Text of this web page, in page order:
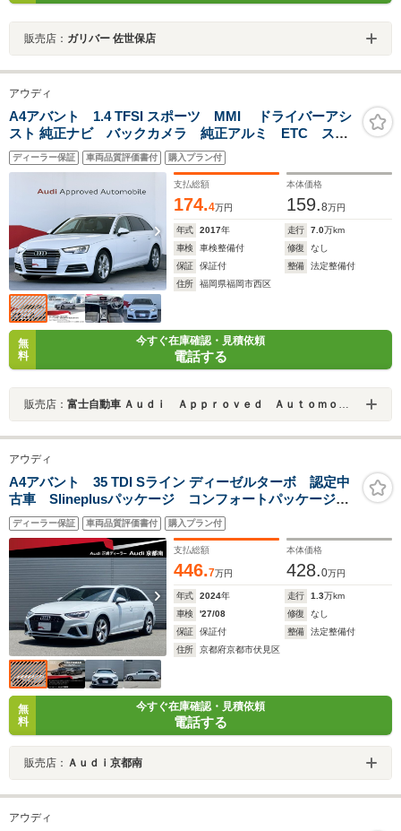
販売店： ガリバー 佐世保店
アウディ
A4アバント 1.4 TFSI スポーツ MMI ドライバーアシ
スト 純正ナビ バックカメラ 純正アルミ ETC スマ
ートキー
ディーラー保証 車両品質評価書付 購入プラン付
支払総額
174.4万円
本体価格
159.8万円
年式 2017年 走行 7.0万km
車検
車検整備付 修復
なし
保証
保証付 整備
法定整備付
住所
福岡県福岡市西区
無
料
今すぐ在庫確認・見積依頼
電話する
販売店： 富士自動車 Ａｕｄｉ Ａｐｐｒｏｖｅｄ Ａｕｔｏｍｏｂｉｌｅ福岡マリーナ
アウディ
A4アバント 35 TDI Sライン ディーゼルターボ 認定中
古車 Slineplusパッケージ コンフォートパッケージ
前後シートヒーター プライバシーガラス サラウンド
ビューカメラ パークアシスト マトリクスLEDパッケ
ージ アコースティックガラス
ディーラー保証 車両品質評価書付 購入プラン付
支払総額
446.7万円
本体価格
428.0万円
年式 2024年 走行 1.3万km
車検
'27/08 修復
なし
保証
保証付 整備
法定整備付
住所
京都府京都市伏見区
無
料
今すぐ在庫確認・見積依頼
電話する
販売店： Ａｕｄｉ京都南
アウディ